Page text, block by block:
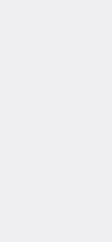
a todos los
estamos